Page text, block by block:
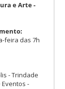
e Arte -
feira das 7h
- Trindade
-